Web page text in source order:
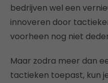
bedrijven wel een
innoveren door
voorheen nog niet
Maar zodra meer dan
tactieken toepast, kun